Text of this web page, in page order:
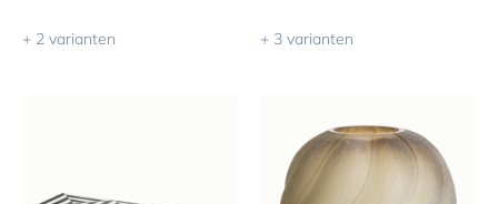
+ 2 varianten + 3 varianten